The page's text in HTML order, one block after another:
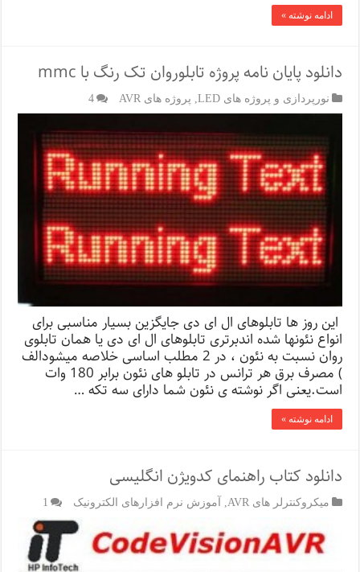
ادامه نوشته »
دانلود پایان نامه پروژه تابلوروان تک رنگ با mmc
نورپردازی و پروژه های LED پروژه های AVR 4
این روز ها تابلوهای ال ای دی جایگزین بسیار مناسبی برای
انواع نئونها شده اندبرتری تابلوهای ال ای دی یا همان تابلوی
روان نسبت به نئون ، در 2 مطلب اساسی خلاصه میشودالف
) مصرف برق هر ترانس در تابلو های نئون برابر 180 وات
است.یعنی اگر نوشته ی نئون شما دارای سه تكه …
ادامه نوشته »
دانلود کتاب راهنمای کدویژن انگلیسی
میکروکنترلر های AVR ,آموزش نرم افزارهای الکترونیک 1